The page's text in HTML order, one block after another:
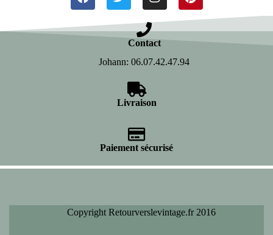
Contact
Johann: 06.07.42.47.94
Livraison
Paiement sécurisé
Copyright Retourverslevintage.fr 2016